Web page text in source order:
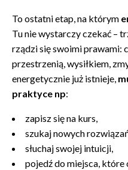
To ostatni etap, na którym
Tu nie wystarczy czekać –
rządzi się swoimi prawami:
przestrzenią, wysiłkiem,
energetycznie już istnieje,
praktyce np:
zapisz się na kurs,
szukaj nowych
słuchaj swojej intuicji,
pojedź do miejsca, które